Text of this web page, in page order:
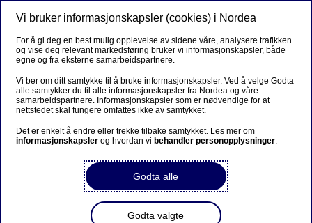
Vi bruker informasjonskapsler (cookies) i Nordea
For å gi deg en best mulig opplevelse av sidene våre, analysere trafikken
og vise deg relevant markedsføring bruker vi informasjonskapsler, både
egne og fra eksterne samarbeidspartnere.
Vi ber om ditt samtykke til å bruke informasjonskapsler. Ved å velge Godta
alle samtykker du til alle informasjonskapsler fra Nordea og våre
samarbeidspartnere. Informasjonskapsler som er nødvendige for at
nettstedet skal fungere omfattes ikke av samtykket.
Det er enkelt å endre eller trekke tilbake samtykket. Les mer om
informasjonskapsler og hvordan vi behandler personopplysninger.
Godta alle
Godta valgte